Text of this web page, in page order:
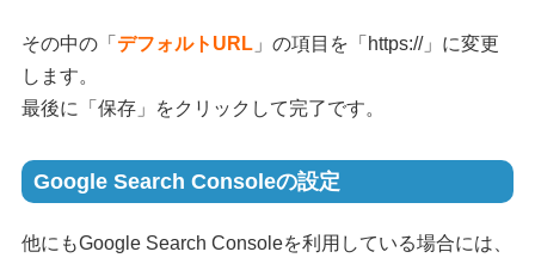
その中の「 デフォルトURL」の項目を「https://」に変更
します。
最後に「保存」をクリックして完了です。
Google Search Consoleの設定
他にもGoogle Search Consoleを利用している場合には、